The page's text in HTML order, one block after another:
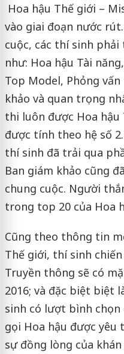
Hoa hậu Thế giới –
vào giai đoạn nước
cuộc, các thí sinh phải
như: Hoa hậu Tài
Top Model, Phỏng
khảo và quan trọng
thi luôn được Hoa hậu
được tính theo hệ số
thí sinh đã trải qua
Ban giám khảo cũng
chung cuộc. Người
trong top 20 của Hoa
Cũng theo thông tin
Thế giới, thí sinh
Truyền thông sẽ có
2016; và đặc biệt biệt
sinh có lượt bình
gọi Hoa hậu được yêu
sự đồng lòng của